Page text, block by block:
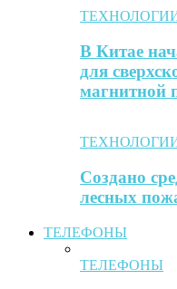
В Китае
для
магнитной
Создано
лесных
ТЕЛЕФОНЫ
ТЕЛЕФОНЫ